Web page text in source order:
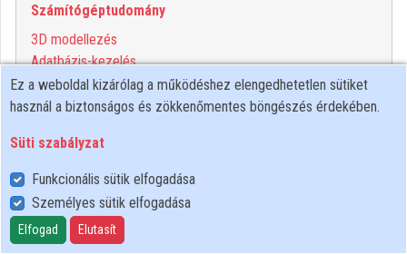
Számítógéptudomány
3D modellezés
Adatbázis-kezelés
Autonóm számítás
Digitális rendszerek
Kibernetika
Modellező eszközök
Rendszertervezés
Számítógép-architektúra
Ez a weboldal kizárólag a működéshez elengedhetetlen sütiket
használ a biztonságos és zökkenőmentes böngészés érdekében.
Süti szabályzat
Funkcionális sütik elfogadása
Személyes sütik elfogadása
Elfogad Elutasít